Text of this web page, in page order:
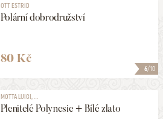
6/10
OTT ESTRID
Polární dobrodružství
80 Kč
MOTTA LUIGI, ...
Plenitelé Polynesie + Bílé zlato